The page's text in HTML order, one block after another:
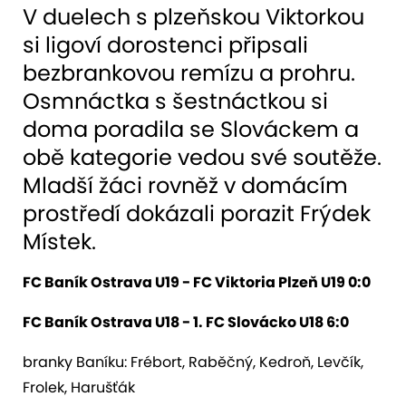
V duelech s plzeňskou Viktorkou
si ligoví dorostenci připsali
bezbrankovou remízu a prohru.
Osmnáctka s šestnáctkou si
doma poradila se Slováckem a
obě kategorie vedou své soutěže.
Mladší žáci rovněž v domácím
prostředí dokázali porazit Frýdek
Místek.
FC Baník Ostrava U19 - FC Viktoria Plzeň U19 0:0
FC Baník Ostrava U18 - 1. FC Slovácko U18 6:0
branky Baníku: Frébort, Raběčný, Kedroň, Levčík,
Frolek, Harušťák